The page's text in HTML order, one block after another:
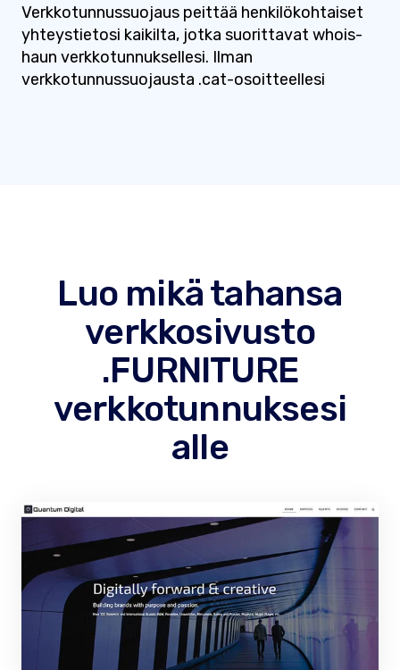
Verkkotunnussuojaus peittää henkilökohtaiset
yhteystietosi kaikilta, jotka suorittavat whois-
haun verkkotunnuksellesi. Ilman
verkkotunnussuojausta .cat-osoitteellesi
Luo mikä tahansa
verkkosivusto
.FURNITURE
verkkotunnuksesi
alle